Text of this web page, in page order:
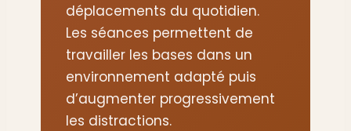
déplacements du quotidien.
Les séances permettent de
travailler les bases dans un
environnement adapté puis
d’augmenter progressivement
les distractions.